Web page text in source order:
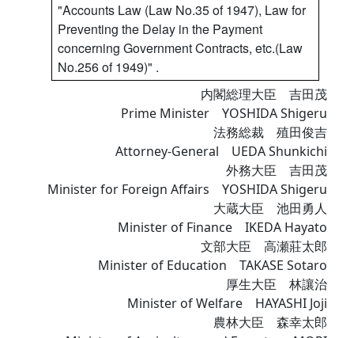
"Accounts Law (Law No.35 of 1947), Law for
Preventing the Delay in the Payment
concerning Government Contracts, etc.(Law
No.256 of 1949)" .
内閣総理大臣 吉田茂
Prime Minister YOSHIDA Shigeru
法務総裁 殖田俊吉
Attorney-General UEDA Shunkichi
外務大臣 吉田茂
Minister for Foreign Affairs YOSHIDA Shigeru
大蔵大臣 池田勇人
Minister of Finance IKEDA Hayato
文部大臣 高瀬莊太郎
Minister of Education TAKASE Sotaro
厚生大臣 林讓治
Minister of Welfare HAYASHI Joji
農林大臣 森幸太郎